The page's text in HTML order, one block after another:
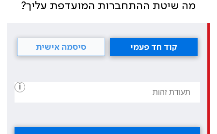
מה שיטת ההתחברות המועדפת עליך?
קוד חד פעמי סיסמה אישית
i